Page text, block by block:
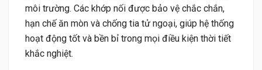
môi trường. Các khớp nối được bảo vệ chắc chắn,
hạn chế ăn mòn và chống tia tử ngoại, giúp hệ thống
hoạt động tốt và bền bỉ trong mọi điều kiện thời tiết
khắc nghiệt.